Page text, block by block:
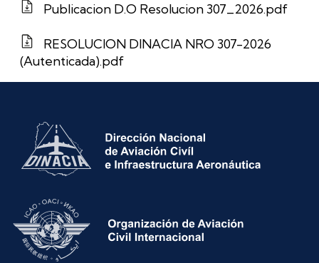
Publicacion D.O Resolucion 307_2026.pdf
RESOLUCION DINACIA NRO 307-2026
(Autenticada).pdf